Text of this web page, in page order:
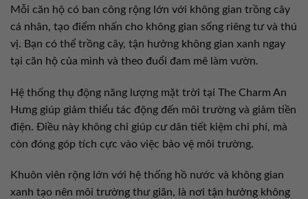
Mỗi căn hộ có ban công rộng lớn với không gian trồng cây
cá nhân, tạo điểm nhấn cho không gian sống riêng tư và thú
vị. Bạn có thể trồng cây, tận hưởng không gian xanh ngay
tại căn hộ của mình và theo đuổi đam mê làm vườn.
Hệ thống thụ động năng lượng mặt trời tại The Charm An
Hưng giúp giảm thiểu tác động đến môi trường và giảm tiền
điện. Điều này không chỉ giúp cư dân tiết kiệm chi phí, mà
còn đóng góp tích cực vào việc bảo vệ môi trường.
Khuôn viên rộng lớn với hệ thống hồ nước và không gian
xanh tạo nên môi trường thư giãn, là nơi tận hưởng không